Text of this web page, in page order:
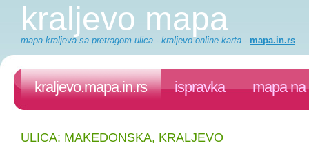
kraljevo mapa
mapa kraljeva sa pretragom ulica - kraljevo online karta - mapa.in.rs
kraljevo.mapa.in.rs ispravka mapa na
ULICA: MAKEDONSKA, KRALJEVO